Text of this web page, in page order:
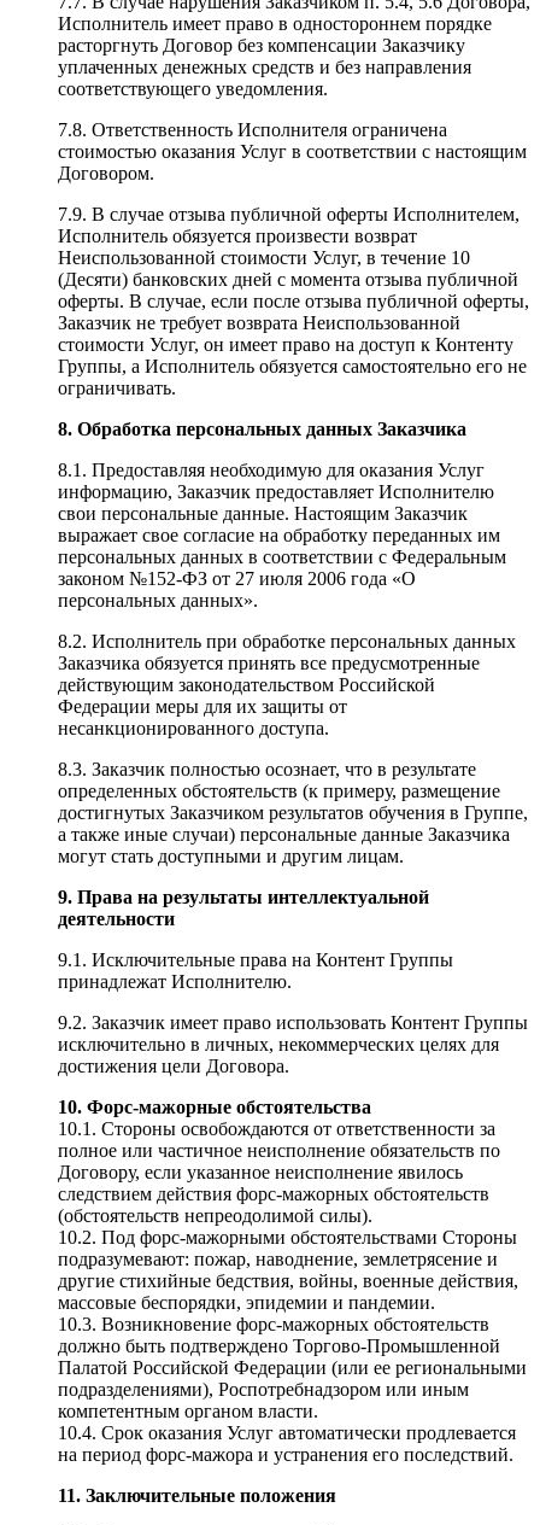
Исполнитель имеет право в одностороннем порядке
расторгнуть Договор без компенсации Заказчику
уплаченных денежных средств и без направления
соответствующего уведомления.
7.8. Ответственность Исполнителя ограничена
стоимостью оказания Услуг в соответствии с настоящим
Договором.
7.9. В случае отзыва публичной оферты Исполнителем,
Исполнитель обязуется произвести возврат
Неиспользованной стоимости Услуг, в течение 10
(Десяти) банковских дней с момента отзыва публичной
оферты. В случае, если после отзыва публичной оферты,
Заказчик не требует возврата Неиспользованной
стоимости Услуг, он имеет право на доступ к Контенту
Группы, а Исполнитель обязуется самостоятельно его не
ограничивать.
8. Обработка персональных данных Заказчика
8.1. Предоставляя необходимую для оказания Услуг
информацию, Заказчик предоставляет Исполнителю
свои персональные данные. Настоящим Заказчик
выражает свое согласие на обработку переданных им
персональных данных в соответствии с Федеральным
законом №152-ФЗ от 27 июля 2006 года «О
персональных данных».
8.2. Исполнитель при обработке персональных данных
Заказчика обязуется принять все предусмотренные
действующим законодательством Российской
Федерации меры для их защиты от
несанкционированного доступа.
8.3. Заказчик полностью осознает, что в результате
определенных обстоятельств (к примеру, размещение
достигнутых Заказчиком результатов обучения в Группе,
а также иные случаи) персональные данные Заказчика
могут стать доступными и другим лицам.
9. Права на результаты интеллектуальной
деятельности
9.1. Исключительные права на Контент Группы
принадлежат Исполнителю.
9.2. Заказчик имеет право использовать Контент Группы
исключительно в личных, некоммерческих целях для
достижения цели Договора.
10. Форс-мажорные обстоятельства
10.1. Стороны освобождаются от ответственности за
полное или частичное неисполнение обязательств по
Договору, если указанное неисполнение явилось
следствием действия форс-мажорных обстоятельств
(обстоятельств непреодолимой силы).
10.2. Под форс-мажорными обстоятельствами Стороны
подразумевают: пожар, наводнение, землетрясение и
другие стихийные бедствия, войны, военные действия,
массовые беспорядки, эпидемии и пандемии.
10.3. Возникновение форс-мажорных обстоятельств
должно быть подтверждено Торгово-Промышленной
Палатой Российской Федерации (или ее региональными
подразделениями), Роспотребнадзором или иным
компетентным органом власти.
10.4. Срок оказания Услуг автоматически продлевается
на период форс-мажора и устранения его последствий.
11. Заключительные положения